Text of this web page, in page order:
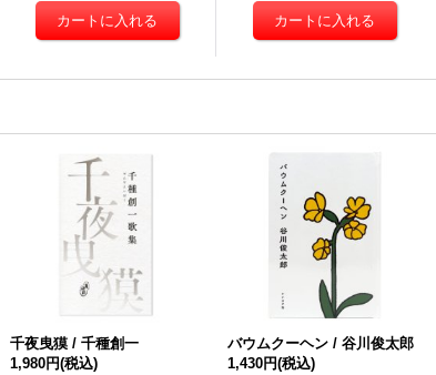
千夜曳獏 / 千種創一
1,980円(税込)
バウムクーヘン / 谷川俊太郎
1,430円(税込)